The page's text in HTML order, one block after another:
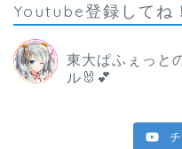
Youtube登録してね！
東大ぱふぇっと
ル🐰💕